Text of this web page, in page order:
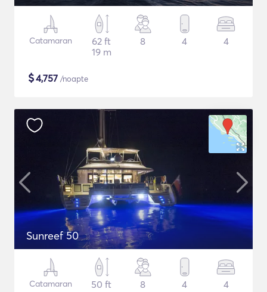
Catamaran
62 ft
19 m
8 4 4
$4,757 /noapte
Sunreef 50
Catamaran
50 ft
8 4 4